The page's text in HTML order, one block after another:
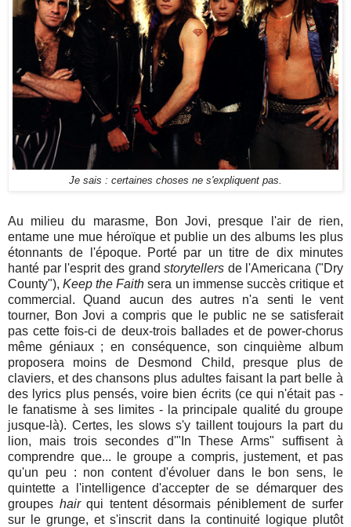
Je sais : certaines choses ne s'expliquent pas.
Au milieu du marasme, Bon Jovi, presque l'air de rien,
entame une mue héroïque et publie un des albums les plus
étonnants de l'époque. Porté par un titre de dix minutes
hanté par l'esprit des grandstorytellers de l'Americana ("Dry
County"),Keep the Faith sera un immense succès critique et
commercial. Quand aucun des autres n'a senti le vent
tourner, Bon Jovi a compris que le public ne se satisferait
pas cette fois-ci de deux-trois ballades et de power-chorus
même géniaux ; en conséquence, son cinquième album
proposera moins de Desmond Child, presque plus de
claviers, et des chansons plus adultes faisant la part belle à
des lyrics plus pensés, voire bien écrits (ce qui n'était pas -
le fanatisme à ses limites - la principale qualité du groupe
jusque-là). Certes, les slows s'y taillent toujours la part du
lion, mais trois secondes d'"In These Arms" suffisent à
comprendre que... le groupe a compris, justement, et pas
qu'un peu : non content d'évoluer dans le bon sens, le
quintette a l'intelligence d'accepter de se démarquer des
groupes hairqui tentent désormais péniblement de surfer
sur le grunge, et s'inscrit dans la continuité logique plutôt